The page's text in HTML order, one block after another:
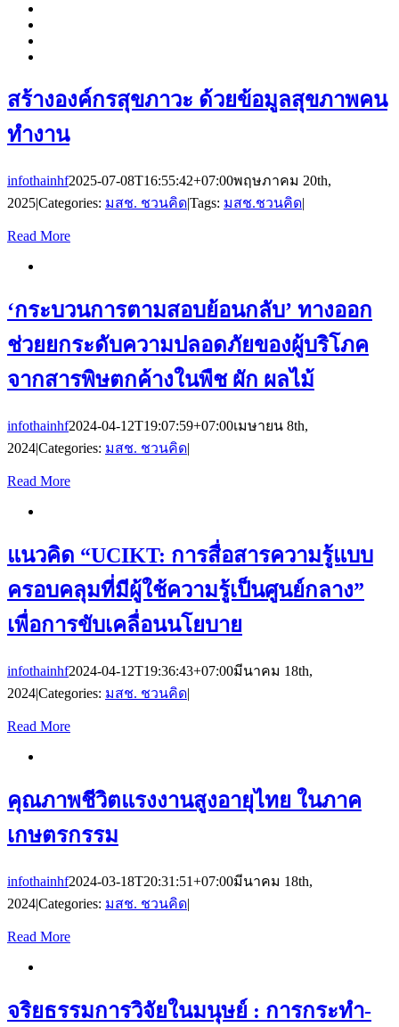
สร้างองค์กรสุขภาวะ ด้วยข้อมูลสุขภาพคน
ทำงาน
infothainhf2025-07-08T16:55:42+07:00พฤษภาคม 20th,
2025|Categories: มสช. ชวนคิด|Tags: มสช.ชวนคิด|
Read More
‘กระบวนการตามสอบย้อนกลับ’ ทางออก
ช่วยยกระดับความปลอดภัยของผู้บริโภค
จากสารพิษตกค้างในพืช ผัก ผลไม้
infothainhf2024-04-12T19:07:59+07:00เมษายน 8th,
2024|Categories: มสช. ชวนคิด|
Read More
แนวคิด “UCIKT: การสื่อสารความรู้แบบ
ครอบคลุมที่มีผู้ใช้ความรู้เป็นศูนย์กลาง”
เพื่อการขับเคลื่อนนโยบาย
infothainhf2024-04-12T19:36:43+07:00มีนาคม 18th,
2024|Categories: มสช. ชวนคิด|
Read More
คุณภาพชีวิตแรงงานสูงอายุไทย ในภาค
เกษตรกรรม
infothainhf2024-03-18T20:31:51+07:00มีนาคม 18th,
2024|Categories: มสช. ชวนคิด|
Read More
จริยธรรมการวิจัยในมนุษย์ : การกระทำ-